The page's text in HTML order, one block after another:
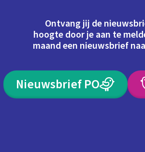
Ontvang jij de
hoogte door je aan te
maand een nieuwsbrief
Nieuwsbrief PO